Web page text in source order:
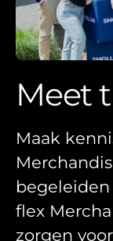
Meet
Maak
flex
zorgen